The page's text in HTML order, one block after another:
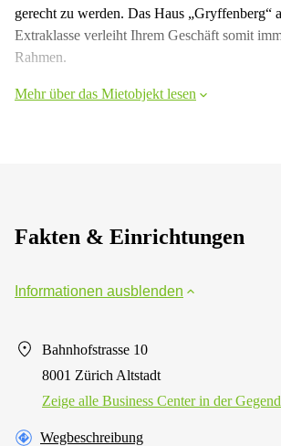
gerecht zu werden. Das Haus „Gryffenberg“
Extraklasse verleiht Ihrem Geschäft somit
Rahmen.
Mehr über das Mietobjekt lesen
Fakten & Einrichtungen
Informationen ausblenden
Bahnhofstrasse 10
8001 Zürich Altstadt
Zeige alle Business Center in der Gegend
Wegbeschreibung